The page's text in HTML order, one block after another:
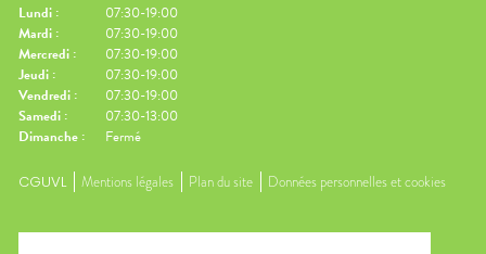
Lundi :
07:30-19:00
Mardi :
07:30-19:00
Mercredi :
07:30-19:00
Jeudi :
07:30-19:00
Vendredi :
07:30-19:00
Samedi :
07:30-13:00
Dimanche : Fermé
CGUVL Mentions légales Plan du site Données personnelles et cookies